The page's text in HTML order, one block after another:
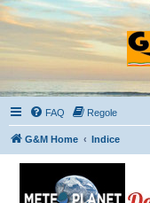
FAQ Regole
G&M Home Indice